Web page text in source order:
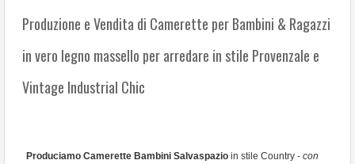
PORTE INTERNE
ARREDO GIARDINO
PROMOZIONI
Produzione e Vendita di Camerette per Bambini & Ragazzi
in vero legno massello per arredare in stile Provenzale e
Vintage Industrial Chic
Produciamo Camerette Bambini Salvaspazio in stile Country - con